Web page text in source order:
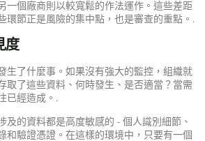
一個廠商則以較寬鬆的作法運作。這些差距
環節正是風險的集中點，也是審查的重點。.
度
生了什麼事。如果沒有強大的監控，組織就
取了這些資料、何時發生、是否適當？當需
已經造成。.
及的資料都是高度敏感的 - 個人識別細節、
和驗證憑證。在這樣的環境中，只要有一個